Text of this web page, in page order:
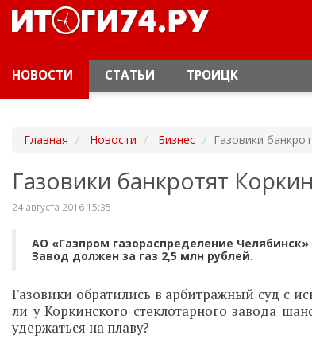
НОВОСТИ СТАТЬИ ТРОИЦК
Главная Новости Бизнес Газовики
Газовики банкротят
24 августа 2016 15:35
АО «Газпром газораспределение
Завод должен за газ 2,5 млн рублей.
Газовики обратились в арбитражный суд с
ли у Коркинского стеклотарного завода
удержаться на плаву?